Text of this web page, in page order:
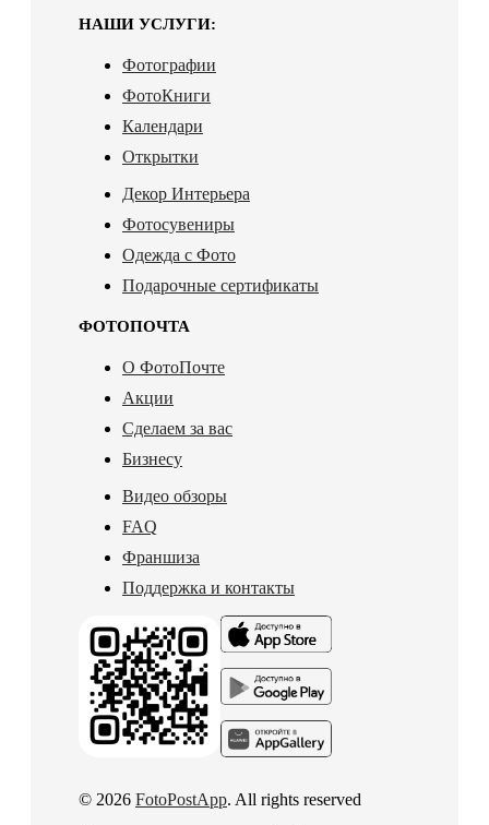
НАШИ УСЛУГИ:
Фотографии
ФотоКниги
Календари
Открытки
Декор Интерьера
Фотосувениры
Одежда с Фото
Подарочные сертификаты
ФОТОПОЧТА
О ФотоПочте
Акции
Сделаем за вас
Бизнесу
Видео обзоры
FAQ
Франшиза
Поддержка и контакты
© 2026 FotoPostApp. All rights reserved